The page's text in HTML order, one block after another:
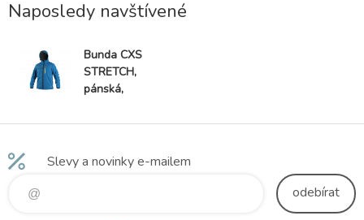
Naposledy navštívené
Bunda CXS
STRETCH,
pánská,
středně modrá
Slevy a novinky e-mailem
odebírat